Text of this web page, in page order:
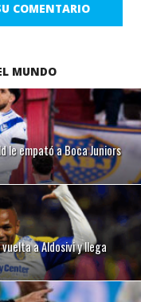
COMENTARIO
MUNDO
le empató a Boca Juniors
a Aldosivi y llega